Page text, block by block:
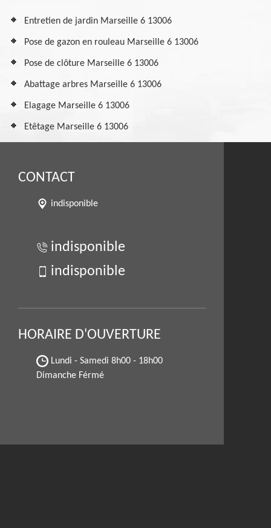
Entretien de jardin Marseille 6 13006
Pose de gazon en rouleau Marseille 6 13006
Pose de clôture Marseille 6 13006
Abattage arbres Marseille 6 13006
Elagage Marseille 6 13006
Etêtage Marseille 6 13006
CONTACT
indisponible
indisponible
indisponible
HORAIRE D'OUVERTURE
Lundi - Samedi 8h00 - 18h00
Dimanche Férmé